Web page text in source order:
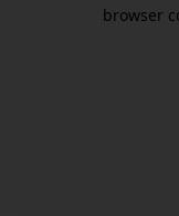
browser